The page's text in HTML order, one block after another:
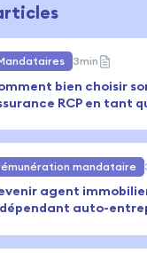
3min
bien choisir
RCP en tant
?
mandataire
agent
auto-